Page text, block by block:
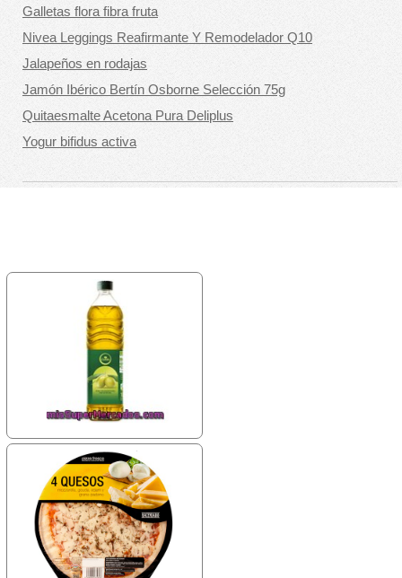
Galletas flora fibra fruta
Nivea Leggings Reafirmante Y Remodelador Q10
Jalapeños en rodajas
Jamón Ibérico Bertín Osborne Selección 75g
Quitaesmalte Acetona Pura Deliplus
Yogur bifidus activa